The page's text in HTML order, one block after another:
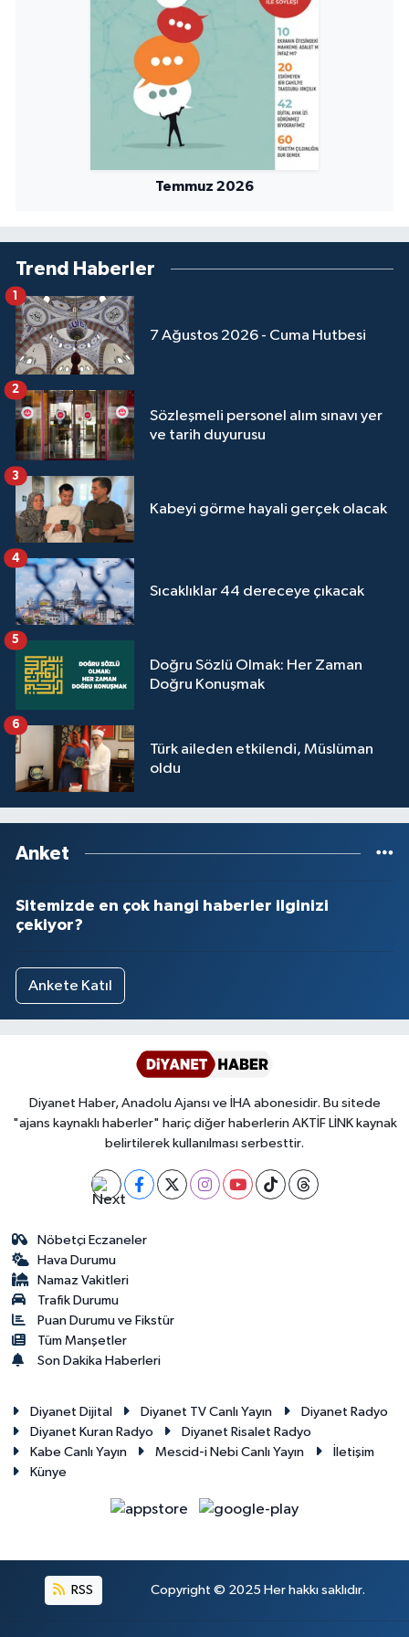
Temmuz 2026
Trend Haberler
7 Ağustos 2026 - Cuma Hutbesi
1
Sözleşmeli personel alım sınavı yer
ve tarih duyurusu
2
Kabeyi görme hayali gerçek olacak
3
Sıcaklıklar 44 dereceye çıkacak
4
Doğru Sözlü Olmak: Her Zaman
Doğru Konuşmak
5
Türk aileden etkilendi, Müslüman
oldu
6
Anket
Sitemizde en çok hangi haberler ilginizi
çekiyor?
Ankete Katıl
Diyanet Haber, Anadolu Ajansı ve İHA abonesidir. Bu sitede
"ajans kaynaklı haberler" hariç diğer haberlerin AKTİF LİNK kaynak
belirtilerek kullanılması serbesttir.
Nöbetçi Eczaneler
Hava Durumu
Namaz Vakitleri
Trafik Durumu
Puan Durumu ve Fikstür
Tüm Manşetler
Son Dakika Haberleri
Diyanet Dijital Diyanet TV Canlı Yayın
Diyanet Radyo
Diyanet Kuran Radyo
Diyanet Risalet Radyo
Kabe Canlı Yayın
Mescid-i Nebi Canlı Yayın
İletişim
Künye
RSS Copyright © 2025 Her hakkı saklıdır.
Sivas Müftülüğü
Şanlıurfa Müftülüğü
Şırnak Müftülüğü
Tekirdağ Müftülüğü
Tokat Müftülüğü
Trabzon Müftülüğü
Uşak Müftülüğü
Yalova Müftülüğü
Yozgat Müftülüğü
Zonguldak Müftülüğü